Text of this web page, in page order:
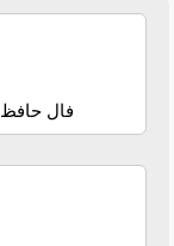
فال حافظ